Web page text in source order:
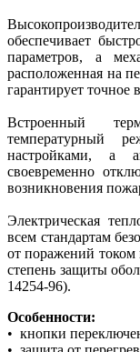
обеспечивает
параметров, а
расположенная на
гарантирует точное
Встроенный
температурный
настройками, а
своевременно
возникновения
Электрическая
всем стандартам
от поражений
степень защиты
14254-96).
Особенности:
• кнопки